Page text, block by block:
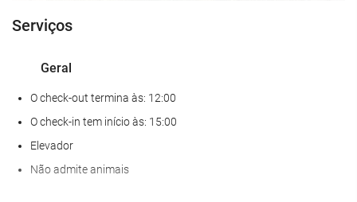
Serviços
Geral
O check-out termina às: 12:00
O check-in tem início às: 15:00
Elevador
Não admite animais